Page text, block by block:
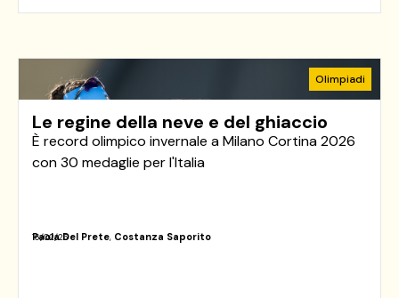
Olimpiadi
Le regine della neve e del ghiaccio
È record olimpico invernale a Milano Cortina 2026
con 30 medaglie per l'Italia
16/02/26
Paola Del Prete, Costanza Saporito